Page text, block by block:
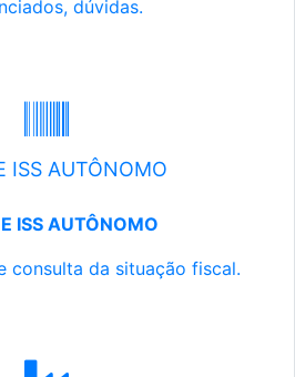
dúvidas.
ISS AUTÔNOMO
ISS AUTÔNOMO
consulta da situação fiscal.